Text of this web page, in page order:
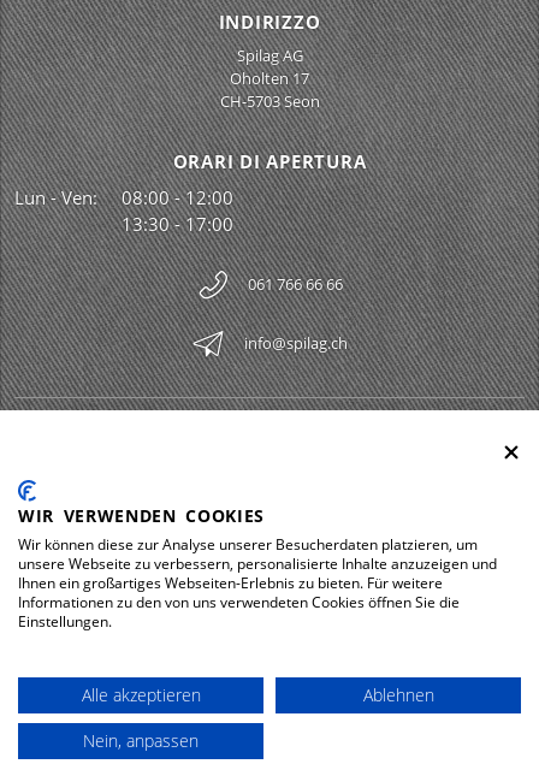
INDIRIZZO
Spilag AG
Oholten 17
CH-5703 Seon
ORARI DI APERTURA
Lun - Ven:
08:00 - 12:00
13:30 - 17:00
061 766 66 66
info@spilag.ch
LEGAL
DOWNLOADS
© 2026 Spilag AG
WIR VERWENDEN COOKIES
Wir können diese zur Analyse unserer Besucherdaten platzieren, um
unsere Webseite zu verbessern, personalisierte Inhalte anzuzeigen und
Ihnen ein großartiges Webseiten-Erlebnis zu bieten. Für weitere
Informationen zu den von uns verwendeten Cookies öffnen Sie die
Einstellungen.
Alle akzeptieren
Ablehnen
Nein, anpassen